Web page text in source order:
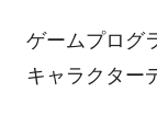
ゲームプログ
キャラクター